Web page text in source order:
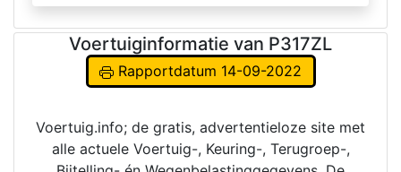
Voertuiginformatie van P317ZL
Rapportdatum 14-09-2022
Voertuig.info; de gratis, advertentieloze site met
alle actuele Voertuig-, Keuring-, Terugroep-,